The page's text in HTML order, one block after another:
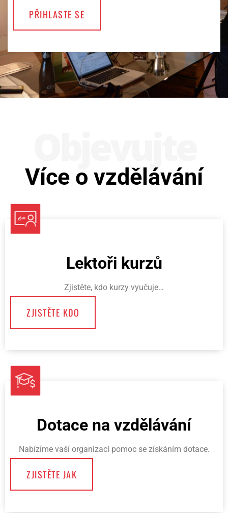
PŘIHLASTE SE
Více o vzdělávání
Lektoři kurzů
Zjistěte, kdo kurzy vyučuje…
ZJISTĚTE KDO
Dotace na vzdělávání
Nabízíme vaší organizaci pomoc se získáním dotace.
ZJISTĚTE JAK